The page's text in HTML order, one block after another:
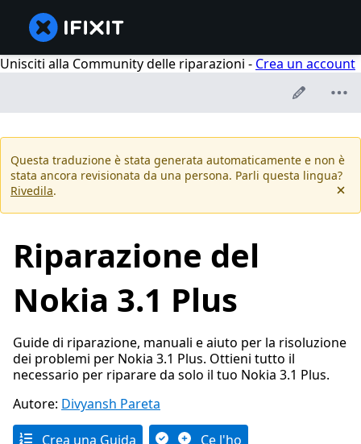
Unisciti alla Community delle riparazioni - Crea un account
Questa traduzione è stata generata automaticamente e non è
stata ancora revisionata da una persona. Parli questa lingua?
Rivedila.
Riparazione del
Nokia 3.1 Plus
Guide di riparazione, manuali e aiuto per la risoluzione
dei problemi per Nokia 3.1 Plus. Ottieni tutto il
necessario per riparare da solo il tuo Nokia 3.1 Plus.
Autore: Divyansh Pareta
Crea una Guida Ce l'ho